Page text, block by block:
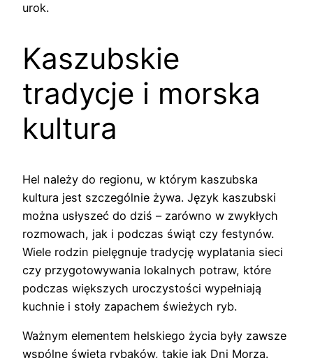
urok.
Kaszubskie
tradycje i morska
kultura
Hel należy do regionu, w którym kaszubska
kultura jest szczególnie żywa. Język kaszubski
można usłyszeć do dziś – zarówno w zwykłych
rozmowach, jak i podczas świąt czy festynów.
Wiele rodzin pielęgnuje tradycję wyplatania sieci
czy przygotowywania lokalnych potraw, które
podczas większych uroczystości wypełniają
kuchnie i stoły zapachem świeżych ryb.
Ważnym elementem helskiego życia były zawsze
wspólne święta rybaków, takie jak Dni Morza.